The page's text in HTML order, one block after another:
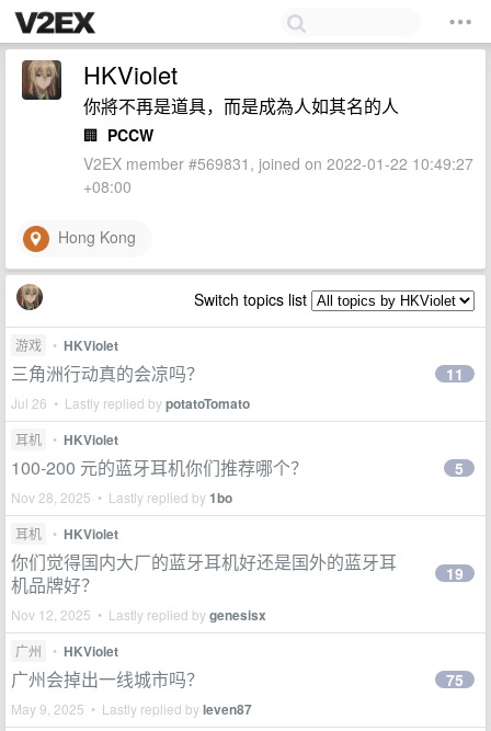
HKViolet
你將不再是道具，而是成為人如其名的人
🏢 PCCW
V2EX member #569831, joined on 2022-01-22 10:49:27
+08:00
Hong Kong
Switch topics list
游戏 • HKViolet
三角洲行动真的会凉吗？
Jul 26 • Lastly replied bypotatoTomato
11
耳机 • HKViolet
100-200 元的蓝牙耳机你们推荐哪个？
Nov 28, 2025 • Lastly replied by1bo
5
耳机 • HKViolet
你们觉得国内大厂的蓝牙耳机好还是国外的蓝牙耳
机品牌好？
Nov 12, 2025 • Lastly replied bygenesisx
19
广州 • HKViolet
广州会掉出一线城市吗？
May 9, 2025 • Lastly replied byleven87
75